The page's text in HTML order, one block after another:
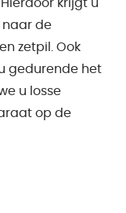
krijgt u
de
zetpil. Ook
gedurende het
u losse
op de